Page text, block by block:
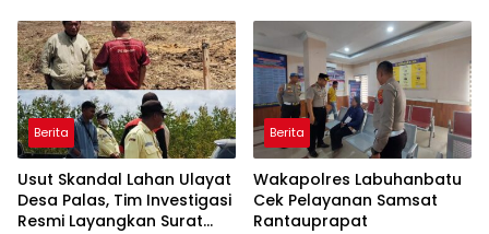
Berita
Usut Skandal Lahan Ulayat
Desa Palas, Tim Investigasi
Resmi Layangkan Surat
Berita
Wakapolres Labuhanbatu
Cek Pelayanan Samsat
Rantauprapat